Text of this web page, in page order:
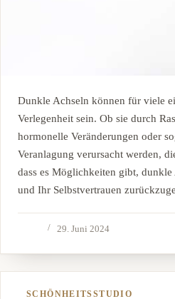
Dunkle Achseln können für viele
Verlegenheit sein. Ob sie durch
hormonelle Veränderungen oder
Veranlagung verursacht werden,
dass es Möglichkeiten gibt,
und Ihr Selbstvertrauen
29. Juni 2024
SCHÖNHEITSSTUDIO